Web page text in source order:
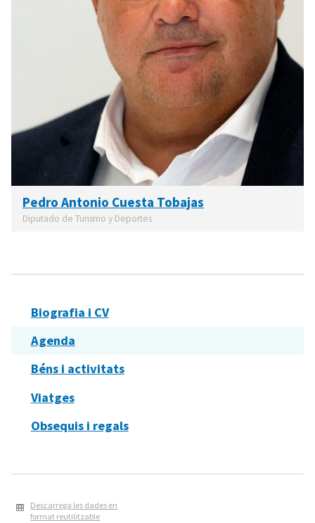
Pedro Antonio Cuesta Tobajas
Diputado de Turismo y Deportes
Biografia i CV
Agenda
Béns i activitats
Viatges
Obsequis i regals
Descarrega les dades en
format reutilitzable